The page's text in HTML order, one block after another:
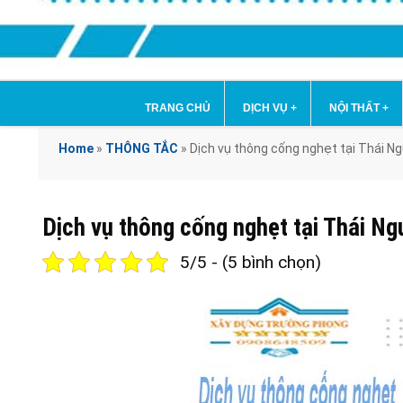
TRANG CHỦ DỊCH VỤ + NỘI THẤT+
Home » THÔNG TẮC » Dịch vụ thông cống nghẹt tại Thái
Dịch vụ thông cống nghẹt tại Thái
5/5 - (5 bình chọn)